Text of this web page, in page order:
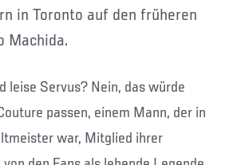
in Toronto auf den früheren
Machida.
leise Servus? Nein, das würde
passen, einem Mann, der in
war, Mitglied ihrer